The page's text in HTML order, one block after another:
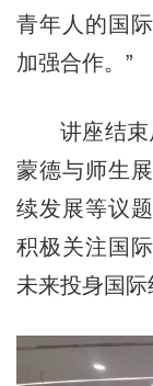
青年人的国
加强合作。”
讲座结束后
蒙德与师生
续发展等议
积极关注国
未来投身国际